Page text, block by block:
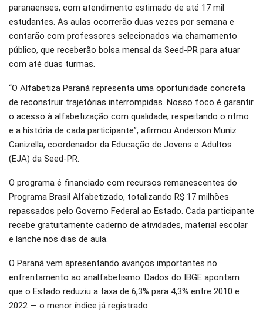
paranaenses, com atendimento estimado de até 17 mil
estudantes. As aulas ocorrerão duas vezes por semana e
contarão com professores selecionados via chamamento
público, que receberão bolsa mensal da Seed-PR para atuar
com até duas turmas.
“O Alfabetiza Paraná representa uma oportunidade concreta
de reconstruir trajetórias interrompidas. Nosso foco é garantir
o acesso à alfabetização com qualidade, respeitando o ritmo
e a história de cada participante”, afirmou Anderson Muniz
Canizella, coordenador da Educação de Jovens e Adultos
(EJA) da Seed-PR.
O programa é financiado com recursos remanescentes do
Programa Brasil Alfabetizado, totalizando R$ 17 milhões
repassados pelo Governo Federal ao Estado. Cada participante
recebe gratuitamente caderno de atividades, material escolar
e lanche nos dias de aula.
O Paraná vem apresentando avanços importantes no
enfrentamento ao analfabetismo. Dados do IBGE apontam
que o Estado reduziu a taxa de 6,3% para 4,3% entre 2010 e
2022 — o menor índice já registrado.